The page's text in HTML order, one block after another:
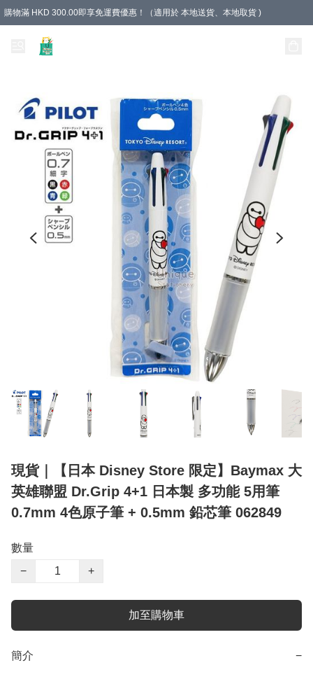
購物滿 HKD 300.00即享免運費優惠！（適用於 本地送貨、本地取貨 )
現貨｜【日本 Disney Store 限定】Baymax 大
英雄聯盟 Dr.Grip 4+1 日本製 多功能 5用筆
0.7mm 4色原子筆 + 0.5mm 鉛芯筆 062849
數量
−
+
加至購物車
簡介 −